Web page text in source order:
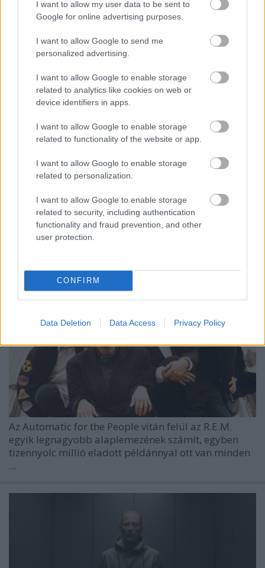
I want to allow my user data to be sent to
Google for online advertising purposes.
I want to allow Google to send me
personalized advertising.
I want to allow Google to enable storage
related to analytics like cookies on web or
device identifiers in apps.
I want to allow Google to enable storage
related to functionality of the website or app.
I want to allow Google to enable storage
related to personalization.
I want to allow Google to enable storage
related to security, including authentication
functionality and fraud prevention, and other
user protection.
CONFIRM
Data Deletion Data Access Privacy Policy
Automatic for the People jubileumi
újrakiadása is
2017. szeptember 15.
Az Automatic for the People vitán felül az R.E.M.
egyik legnagyobb alaplemezének számít, egyben
tizennyolc millió eladott példánnyal ott van minden
...